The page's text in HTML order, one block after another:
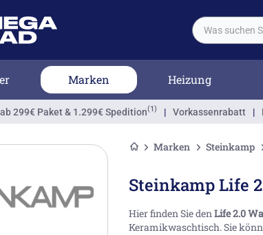
Marken Heizung
ab 299€ Paket & 1.299€ Spedition(1) | Vorkassenrabatt |
Marken Steinkamp
Steinkamp Life
Hier finden Sie denLife 2.0
Keramikwaschtisch. Sie